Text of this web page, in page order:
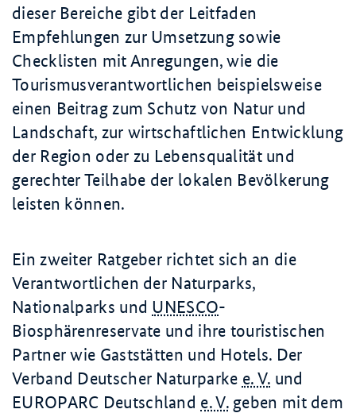
dieser Bereiche gibt der Leitfaden
Empfehlungen zur Umsetzung sowie
Checklisten mit Anregungen, wie die
Tourismusverantwortlichen beispielsweise
einen Beitrag zum Schutz von Natur und
Landschaft, zur wirtschaftlichen Entwicklung
der Region oder zu Lebensqualität und
gerechter Teilhabe der lokalen Bevölkerung
leisten können.
Ein zweiter Ratgeber richtet sich an die
Verantwortlichen der Naturparks,
Nationalparks und UNESCO-
Biosphärenreservate und ihre touristischen
Partner wie Gaststätten und Hotels. Der
Verband Deutscher Naturparke e. V. und
EUROPARC Deutschland e. V.geben mit dem